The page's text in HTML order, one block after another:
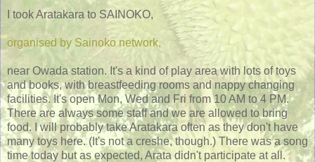
I took Aratakara to SAINOKO,
organised by Sainoko network,
near Owada station. It's a kind of play area with lots of toys
and books, with breastfeeding rooms and nappy changing
facilities. It's open Mon, Wed and Fri from 10 AM to 4 PM.
There are always some staff and we are allowed to bring
food. I will probably take Aratakara often as they don't have
many toys here. (It's not a creshe, though.) There was a song
time today but as expected, Arata didn't participate at all.